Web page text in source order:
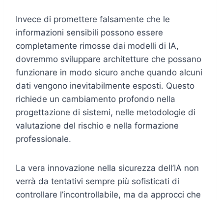
Invece di promettere falsamente che le
informazioni sensibili possono essere
completamente rimosse dai modelli di IA,
dovremmo sviluppare architetture che possano
funzionare in modo sicuro anche quando alcuni
dati vengono inevitabilmente esposti. Questo
richiede un cambiamento profondo nella
progettazione di sistemi, nelle metodologie di
valutazione del rischio e nella formazione
professionale.
La vera innovazione nella sicurezza dell’IA non
verrà da tentativi sempre più sofisticati di
controllare l’incontrollabile, ma da approcci che